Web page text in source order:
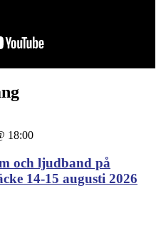
18:00
och ljudband på
14-15 augusti 2026